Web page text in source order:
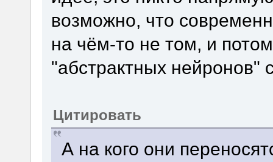
возможно, что
на чём-то не том, и
"абстрактных нейронов"
Цитировать
А на кого они